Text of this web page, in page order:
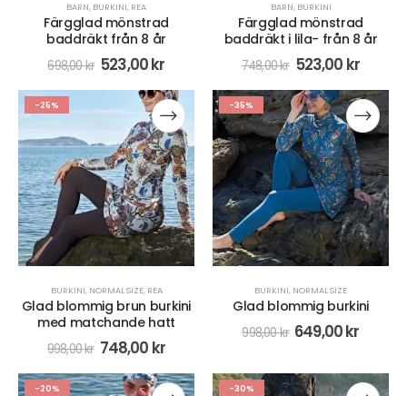
BARN, BURKINI, REA
Färgglad mönstrad
baddräkt från 8 år
698,00kr 523,00kr
BARN, BURKINI
Färgglad mönstrad
baddräkt i lila- från 8 år
748,00kr 523,00 kr
-25%
BURKINI, NORMAL SIZE, REA
Glad blommig brun burkini
med matchande hatt
998,00kr 748,00 kr
-35%
BURKINI, NORMAL SIZE
Glad blommig burkini
998,00kr 649,00kr
-20% -30%